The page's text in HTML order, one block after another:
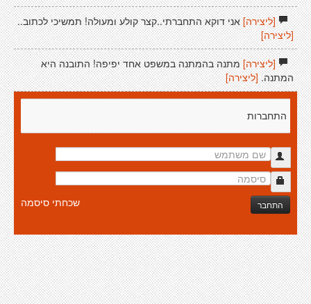
[ליצירה]אני דוקא התחברתי..קצר קולע ומעולה! תמשיכי לכתוב..
[ליצירה]
[ליצירה]מתנה בהמתנה במשפט אחד יפיפה! התובנה היא
המתנה. [ליצירה]
התחברות
התחבר שכחתי סיסמה